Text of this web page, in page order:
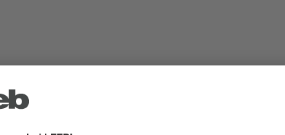
Trockenrisse,
Als Folge der nicht gleichmäßigen Struktur